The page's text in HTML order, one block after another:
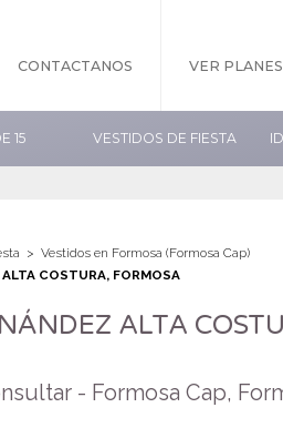
CONTACTANOS VER PLANES
15 VESTIDOS DE FIESTA
Vestidos en Formosa (Formosa Cap)
COSTURA, FORMOSA
ALTA
- Formosa Cap,